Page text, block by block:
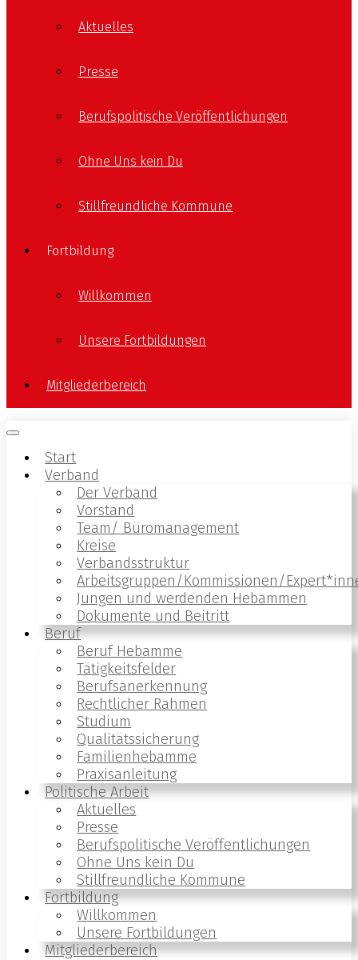
Aktuelles
Presse
Berufspolitische Veröffentlichungen
Ohne Uns kein Du
Stillfreundliche Kommune
Fortbildung
Willkommen
Unsere Fortbildungen
Mitgliederbereich
Start
Verband
Der Verband
Vorstand
Team/ Büromanagement
Kreise
Verbandsstruktur
Arbeitsgruppen/Kommissionen/
Jungen und werdenden Hebammen
Dokumente und Beitritt
Beruf
Beruf Hebamme
Tätigkeitsfelder
Berufsanerkennung
Rechtlicher Rahmen
Studium
Qualitätssicherung
Familienhebamme
Praxisanleitung
Politische Arbeit
Aktuelles
Presse
Berufspolitische Veröffentlichungen
Ohne Uns kein Du
Stillfreundliche Kommune
Fortbildung
Willkommen
Unsere Fortbildungen
Mitgliederbereich